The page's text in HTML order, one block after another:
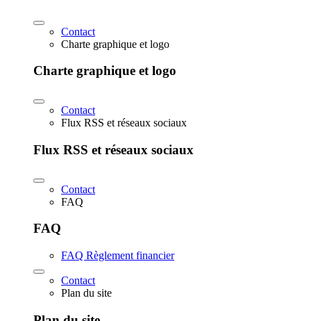
Contact
Charte graphique et logo
Charte graphique et logo
Contact
Flux RSS et réseaux sociaux
Flux RSS et réseaux sociaux
Contact
FAQ
FAQ
FAQ Règlement financier
Contact
Plan du site